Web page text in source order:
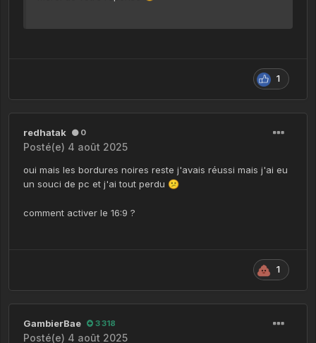
1
redhatak 0
Posté(e) 4 août 2025
oui mais les bordures noires reste j'avais réussi mais j'ai eu
un souci de pc et j'ai tout perdu 😕
comment activer le 16:9 ?
1
GambierBae 3 318
Posté(e) 4 août 2025